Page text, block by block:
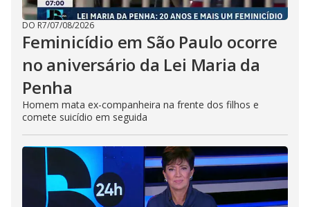
DO R7/07/08/2026
Feminicídio em São Paulo ocorre
no aniversário da Lei Maria da
Penha
Homem mata ex-companheira na frente dos filhos e
comete suicídio em seguida